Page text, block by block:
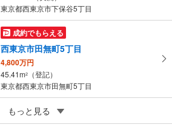
東京都西東京市下保谷5丁目
成約でもらえる
西東京市田無町5丁目
4,800万円
45.41m2
（登記）
東京都西東京市田無町5丁目
成約でもらえる
西東京市芝久保町5丁目
もっと見る